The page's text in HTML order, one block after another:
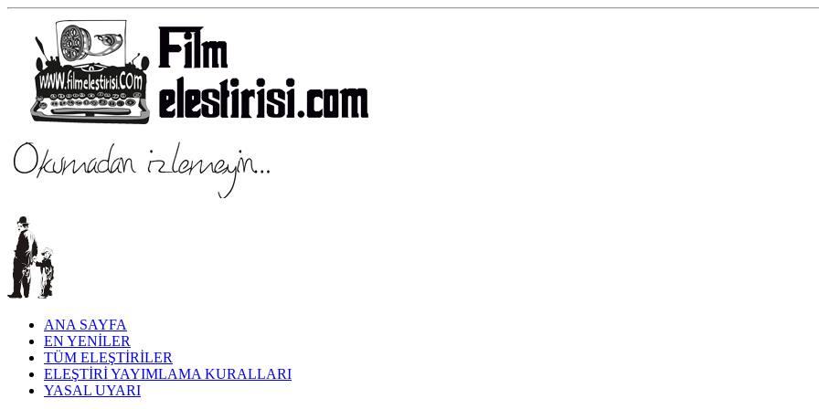
ANA SAYFA
EN YENİLER
TÜM ELEŞTİRİLER
ELEŞTİRİ YAYIMLAMA KURALLARI
YASAL UYARI